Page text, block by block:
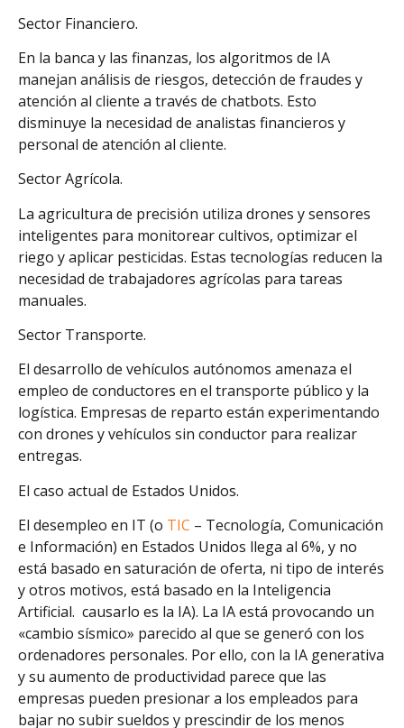
Sector Financiero.
En la banca y las finanzas, los algoritmos de IA
manejan análisis de riesgos, detección de fraudes y
atención al cliente a través de chatbots. Esto
disminuye la necesidad de analistas financieros y
personal de atención al cliente.
Sector Agrícola.
La agricultura de precisión utiliza drones y sensores
inteligentes para monitorear cultivos, optimizar el
riego y aplicar pesticidas. Estas tecnologías reducen la
necesidad de trabajadores agrícolas para tareas
manuales.
Sector Transporte.
El desarrollo de vehículos autónomos amenaza el
empleo de conductores en el transporte público y la
logística. Empresas de reparto están experimentando
con drones y vehículos sin conductor para realizar
entregas.
El caso actual de Estados Unidos.
El desempleo en IT (o TIC – Tecnología, Comunicación
e Información) en Estados Unidos llega al 6%, y no
está basado en saturación de oferta, ni tipo de interés
y otros motivos, está basado en la Inteligencia
Artificial. causarlo es la IA). La IA está provocando un
«cambio sísmico» parecido al que se generó con los
ordenadores personales. Por ello, con la IA generativa
y su aumento de productividad parece que las
empresas pueden presionar a los empleados para
bajar no subir sueldos y prescindir de los menos